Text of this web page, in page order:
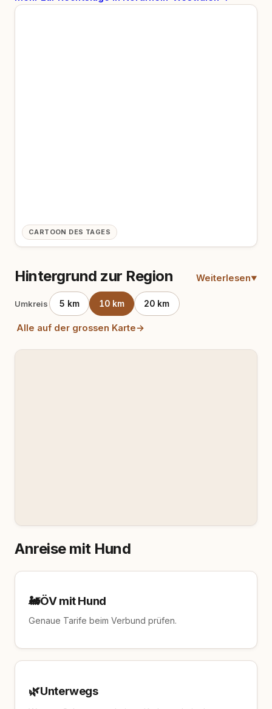
Hintergrund zur Region Weiterlesen
CARTOON DES TAGES
Umkreis 5 km 10 km 20 km
Alle auf der grossen Karte→
Anreise mit Hund
🚂ÖV mit Hund
Genaue Tarife beim Verbund prüfen.
🌿Unterwegs